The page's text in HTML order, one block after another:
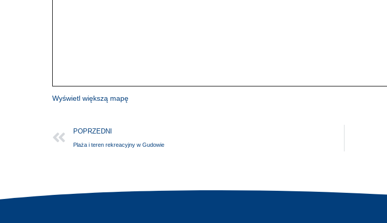
Wyświetl większą mapę
POPRZEDNI
Plaża i teren rekreacyjny w Gudowie